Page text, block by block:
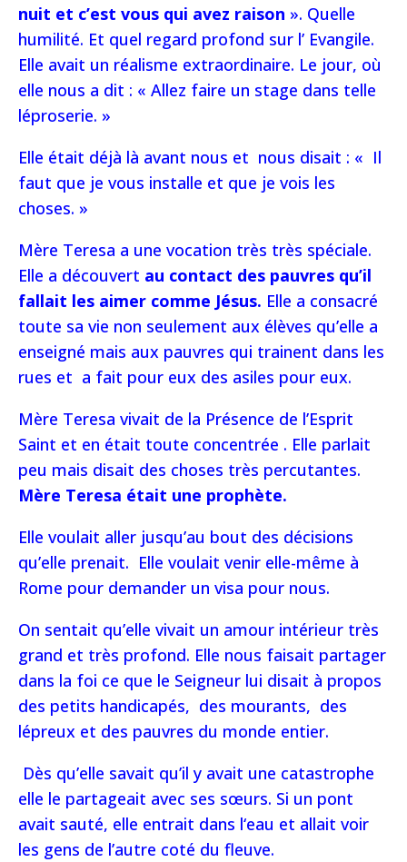
nuit et c’est vous qui avez raison ». Quelle
humilité. Et quel regard profond sur l’ Evangile.
Elle avait un réalisme extraordinaire. Le jour, où
elle nous a dit : « Allez faire un stage dans telle
léproserie. »
Elle était déjà là avant nous et nous disait : « Il
faut que je vous installe et que je vois les
choses. »
Mère Teresa a une vocation très très spéciale.
Elle a découvert au contact des pauvres qu’il
fallait les aimer comme Jésus. Elle a consacré
toute sa vie non seulement aux élèves qu’elle a
enseigné mais aux pauvres qui trainent dans les
rues et a fait pour eux des asiles pour eux.
Mère Teresa vivait de la Présence de l’Esprit
Saint et en était toute concentrée . Elle parlait
peu mais disait des choses très percutantes.
Mère Teresa était une prophète.
Elle voulait aller jusqu’au bout des décisions
qu’elle prenait. Elle voulait venir elle-même à
Rome pour demander un visa pour nous.
On sentait qu’elle vivait un amour intérieur très
grand et très profond. Elle nous faisait partager
dans la foi ce que le Seigneur lui disait à propos
des petits handicapés, des mourants, des
lépreux et des pauvres du monde entier.
Dès qu’elle savait qu’il y avait une catastrophe
elle le partageait avec ses sœurs. Si un pont
avait sauté, elle entrait dans l‘eau et allait voir
les gens de l’autre coté du fleuve.